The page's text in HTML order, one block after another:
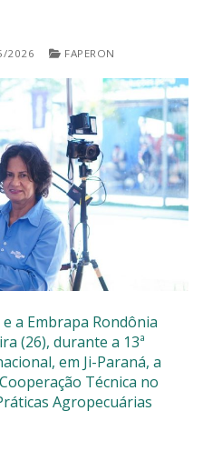
2026 FAPERON
e a Embrapa Rondônia
(26), durante a 13ª
em Ji-Paraná, a
Técnica no
Agropecuárias